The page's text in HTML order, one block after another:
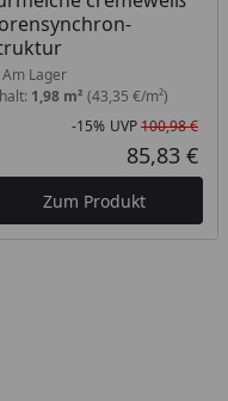
ProzentPreis
Am Lager
1,98 m² (43,35 €/m²)
-15% UVP100,98 €
85,83 €
Zum Produkt